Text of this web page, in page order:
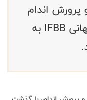
اندام
ایران با رییس فدراسیون جهانی IFBB به